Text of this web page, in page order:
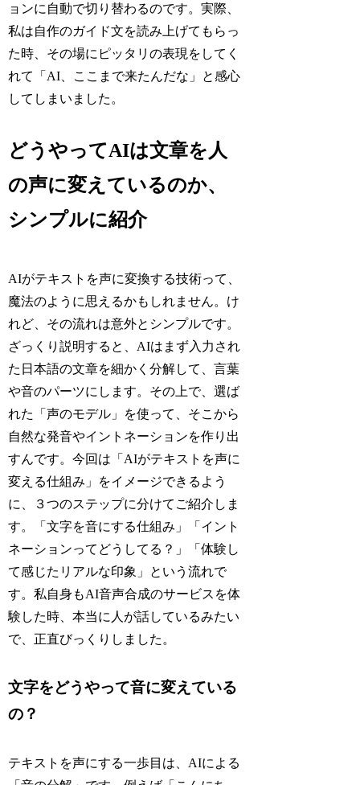
ョンに自動で切り替わるのです。実際、
私は自作のガイド文を読み上げてもらっ
た時、その場にピッタリの表現をしてく
れて「AI、ここまで来たんだな」と感心
してしまいました。
どうやってAIは文章を人
の声に変えているのか、
シンプルに紹介
AIがテキストを声に変換する技術って、
魔法のように思えるかもしれません。け
れど、その流れは意外とシンプルです。
ざっくり説明すると、AIはまず入力され
た日本語の文章を細かく分解して、言葉
や音のパーツにします。その上で、選ば
れた「声のモデル」を使って、そこから
自然な発音やイントネーションを作り出
すんです。今回は「AIがテキストを声に
変える仕組み」をイメージできるよう
に、３つのステップに分けてご紹介しま
す。「文字を音にする仕組み」「イント
ネーションってどうしてる？」「体験し
て感じたリアルな印象」という流れで
す。私自身もAI音声合成のサービスを体
験した時、本当に人が話しているみたい
で、正直びっくりしました。
文字をどうやって音に変えている
の？
テキストを声にする一歩目は、AIによる